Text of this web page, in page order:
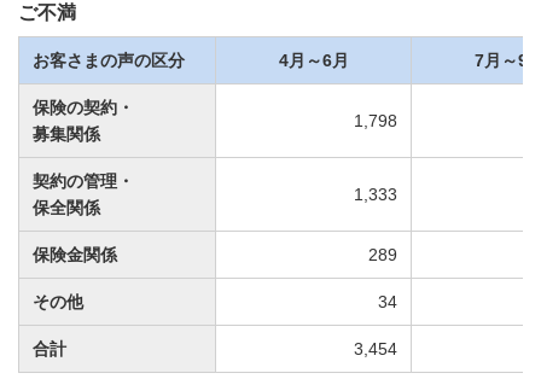
ご不満
お客さまの声の区分 4月～6月 7月～9
保険の契約・
募集関係
1,798
契約の管理・
保全関係
1,333
保険金関係 289
その他 34
合計 3,454